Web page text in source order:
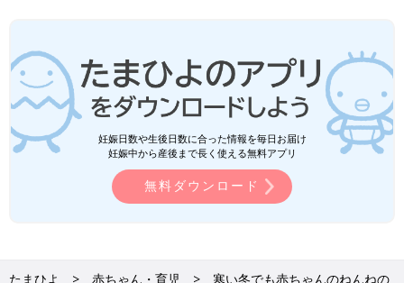
上半身をやさしく包んだまま、おむつ替えができるデザイン。寝
返り後でも、手を出して使えるため、6カ月ごろまで使用可能。
【4カ月ごろ～1歳ごろの着せ方】
●愛波スリーパー
妊娠日数や生後日数に合った情報を毎日お届け
妊娠中から産後まで長く使える無料アプリ
無料ダウンロード
たまひよ 赤ちゃん・育児
寒い冬でも赤ちゃんのねんねの